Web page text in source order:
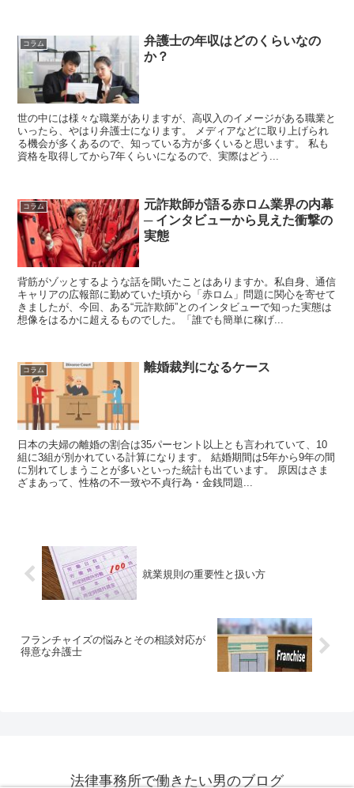
コラム
弁護士の年収はどのくらいなの
か？
世の中には様々な職業がありますが、高収入のイメージがある職業と
いったら、やはり弁護士になります。 メディアなどに取り上げられ
る機会が多くあるので、知っている方が多くいると思います。 私も
資格を取得してから7年くらいになるので、実際はどう...
コラム
元詐欺師が語る赤ロム業界の内幕
─ インタビューから見えた衝撃の
実態
背筋がゾッとするような話を聞いたことはありますか。私自身、通信
キャリアの広報部に勤めていた頃から「赤ロム」問題に関心を寄せて
きましたが、今回、ある“元詐欺師”とのインタビューで知った実態は
想像をはるかに超えるものでした。「誰でも簡単に稼げ...
コラム 離婚裁判になるケース
日本の夫婦の離婚の割合は35パーセント以上とも言われていて、10
組に3組が別かれている計算になります。 結婚期間は5年から9年の間
に別れてしまうことが多いといった統計も出ています。 原因はさま
ざまあって、性格の不一致や不貞行為・金銭問題...
就業規則の重要性と扱い方
フランチャイズの悩みとその相談対応が
得意な弁護士
法律事務所で働きたい男のブログ